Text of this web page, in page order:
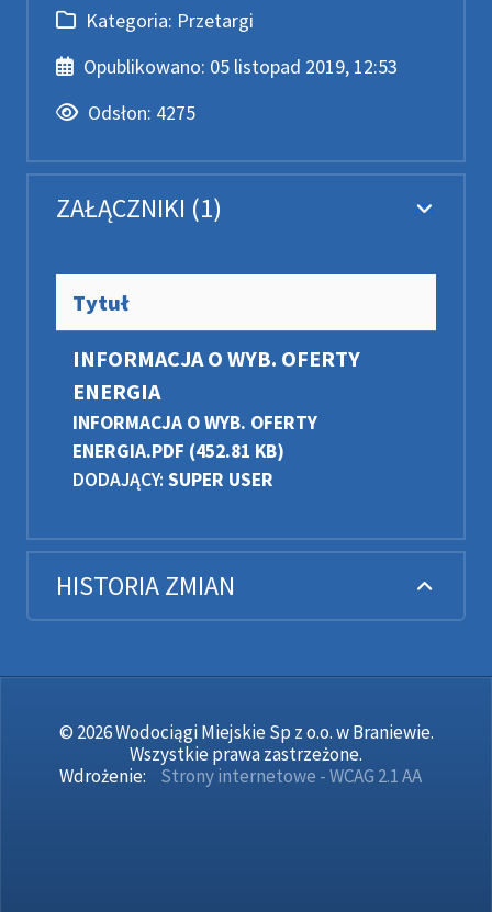
Kategoria
Kategoria: Przetargi
Data publikacji
Opublikowano: 05 listopad 2019, 12:53
Odsłony
Odsłon: 4275
ZAŁĄCZNIKI (1)
Tytuł
INFORMACJA O WYB. OFERTY
ENERGIA
INFORMACJA O WYB. OFERTY
ENERGIA.PDF (452.81 KB)
DODAJĄCY: SUPER USER
HISTORIA ZMIAN
© 2026 Wodociągi Miejskie Sp z o.o. w Braniewie.
Wszystkie prawa zastrzeżone.
Wdrożenie:
Strony internetowe - WCAG 2.1 AA